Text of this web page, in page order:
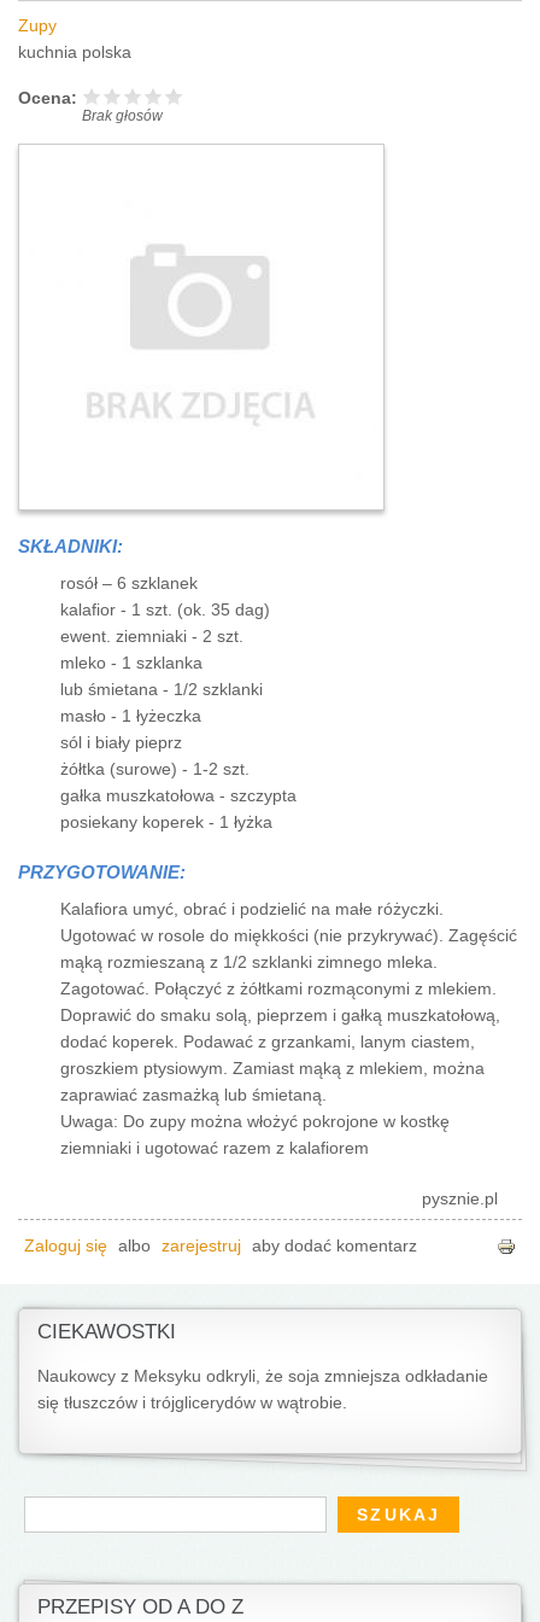
Zupy
kuchnia polska
Ocena:
Brak głosów
SKŁADNIKI:
rosół – 6 szklanek
kalafior - 1 szt. (ok. 35 dag)
ewent. ziemniaki - 2 szt.
mleko - 1 szklanka
lub śmietana - 1/2 szklanki
masło - 1 łyżeczka
sól i biały pieprz
żółtka (surowe) - 1-2 szt.
gałka muszkatołowa - szczypta
posiekany koperek - 1 łyżka
PRZYGOTOWANIE:
Kalafiora umyć, obrać i podzielić na małe różyczki.
Ugotować w rosole do miękkości (nie przykrywać). Zagęścić
mąką rozmieszaną z 1/2 szklanki zimnego mleka.
Zagotować. Połączyć z żółtkami rozmąconymi z mlekiem.
Doprawić do smaku solą, pieprzem i gałką muszkatołową,
dodać koperek. Podawać z grzankami, lanym ciastem,
groszkiem ptysiowym. Zamiast mąką z mlekiem, można
zaprawiać zasmażką lub śmietaną.
Uwaga: Do zupy można włożyć pokrojone w kostkę
ziemniaki i ugotować razem z kalafiorem
pysznie.pl
Zaloguj się albo zarejestruj aby dodać komentarz
CIEKAWOSTKI
Naukowcy z Meksyku odkryli, że soja zmniejsza odkładanie
się tłuszczów i trójglicerydów w wątrobie.
Formularz wyszukiwania
Szukaj
PRZEPISY OD A DO Z